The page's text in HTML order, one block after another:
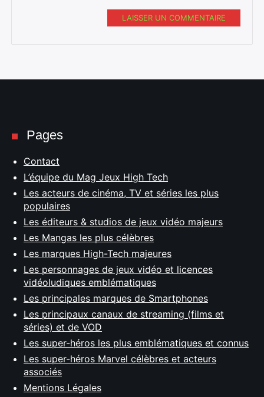
LAISSER UN COMMENTAIRE
Pages
Contact
L’équipe du Mag Jeux High Tech
Les acteurs de cinéma, TV et séries les plus
populaires
Les éditeurs & studios de jeux vidéo majeurs
Les Mangas les plus célèbres
Les marques High-Tech majeures
Les personnages de jeux vidéo et licences
vidéoludiques emblématiques
Les principales marques de Smartphones
Les principaux canaux de streaming (films et
séries) et de VOD
Les super-héros les plus emblématiques et connus
Les super-héros Marvel célèbres et acteurs
associés
Mentions Légales